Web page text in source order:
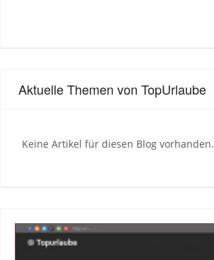
Aktuelle Themen von TopUrlaube
Keine Artikel für diesen Blog vorhanden.